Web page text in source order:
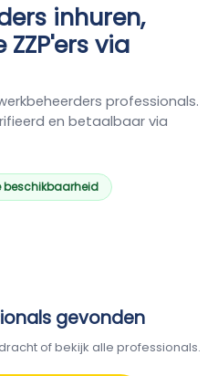
inhuren,
via
professionals.
en betaalbaar via
beschikbaarheid
gevonden
of bekijk alle professionals.